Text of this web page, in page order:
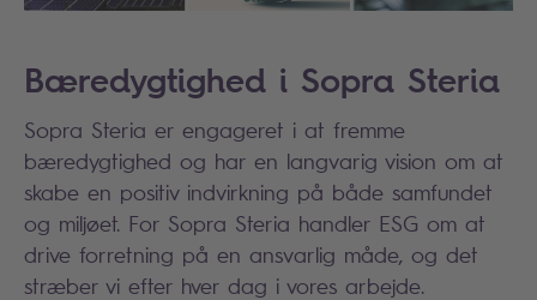
Bæredygtighed i Sopra Steria
Sopra Steria er engageret i at fremme
bæredygtighed og har en langvarig vision om at
skabe en positiv indvirkning på både samfundet
og miljøet. For Sopra Steria handler ESG om at
drive forretning på en ansvarlig måde, og det
stræber vi efter hver dag i vores arbejde.